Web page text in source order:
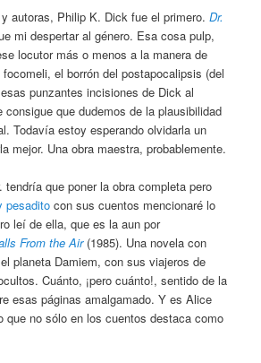
autoras, Philip K. Dick fue el primero.Dr.
mi despertar al género. Esa cosa pulp,
locutor más o menos a la manera de
el borrón del postapocalipsis (del
punzantes incisiones de Dick al
consigue que dudemos de la plausibilidad
Todavía estoy esperando olvidarla un
mejor. Una obra maestra, probablemente.
tendría que poner la obra completa pero
pesadito con sus cuentos mencionaré lo
leí de ella, que es la aun por
From the Air(1985). Una novela con
planeta Damiem, con sus viajeros de
Cuánto, ¡pero cuánto!, sentido de la
esas páginas amalgamado. Y es Alice
que no sólo en los cuentos destaca como